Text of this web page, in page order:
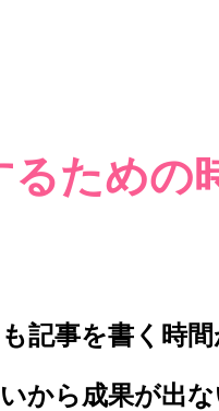
るため
記事を書く時
から成果が出